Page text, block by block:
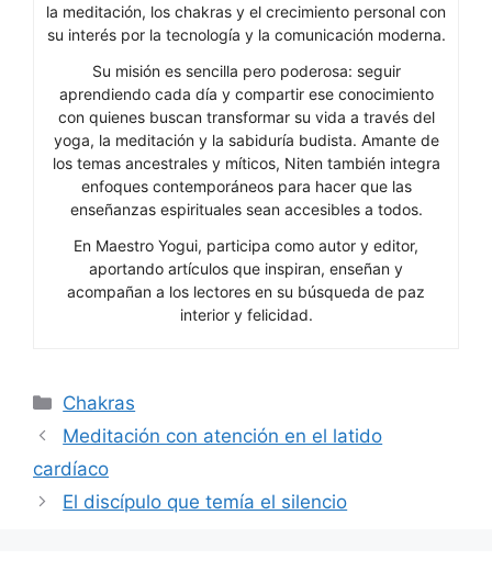
la meditación, los chakras y el crecimiento personal con
su interés por la tecnología y la comunicación moderna.
Su misión es sencilla pero poderosa: seguir
aprendiendo cada día y compartir ese conocimiento
con quienes buscan transformar su vida a través del
yoga, la meditación y la sabiduría budista. Amante de
los temas ancestrales y míticos, Niten también integra
enfoques contemporáneos para hacer que las
enseñanzas espirituales sean accesibles a todos.
En Maestro Yogui, participa como autor y editor,
aportando artículos que inspiran, enseñan y
acompañan a los lectores en su búsqueda de paz
interior y felicidad.
Categorías
Chakras
Meditación con atención en el latido
cardíaco
El discípulo que temía el silencio